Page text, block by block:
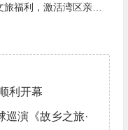
旅福利，激活湾区亲子
利开幕
巡演《故乡之旅·